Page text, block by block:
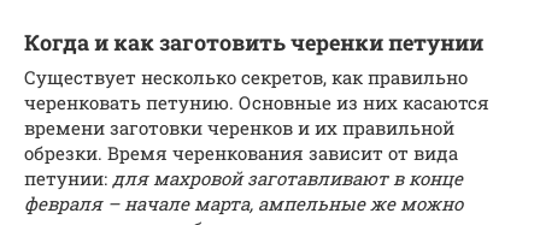
Когда и как заготовить черенки петунии
Существует несколько секретов, как правильно
черенковать петунию. Основные из них касаются
времени заготовки черенков и их правильной
обрезки. Время черенкования зависит от вида
петунии: для махровой заготавливают в конце
февраля – начале марта, ампельные же можно